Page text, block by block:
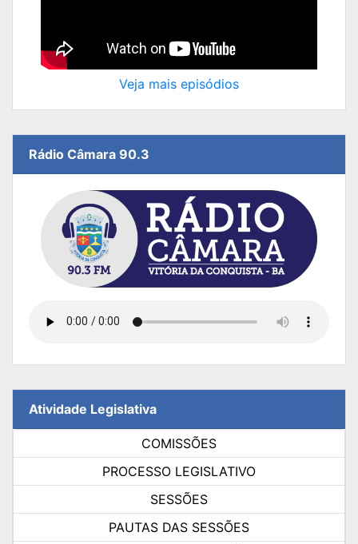
Veja mais episódios
Rádio Câmara 90.3
Atividade Legislativa
COMISSÕES
PROCESSO LEGISLATIVO
SESSÕES
PAUTAS DAS SESSÕES